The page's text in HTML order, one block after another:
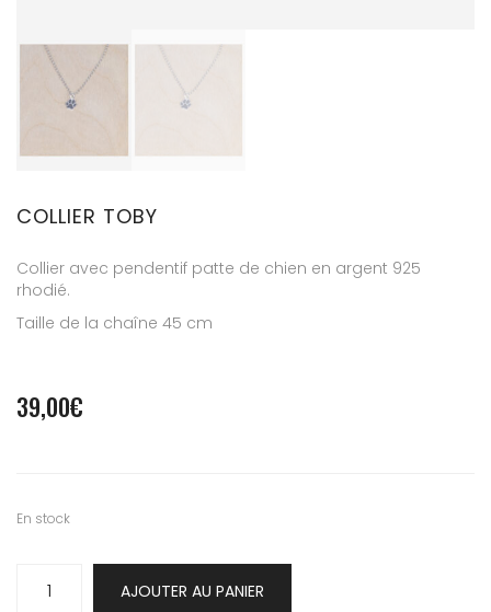
COLLIER TOBY
Collier avec pendentif patte de chien en argent 925
rhodié.
Taille de la chaîne 45 cm
39,00€
En stock
AJOUTER AU PANIER